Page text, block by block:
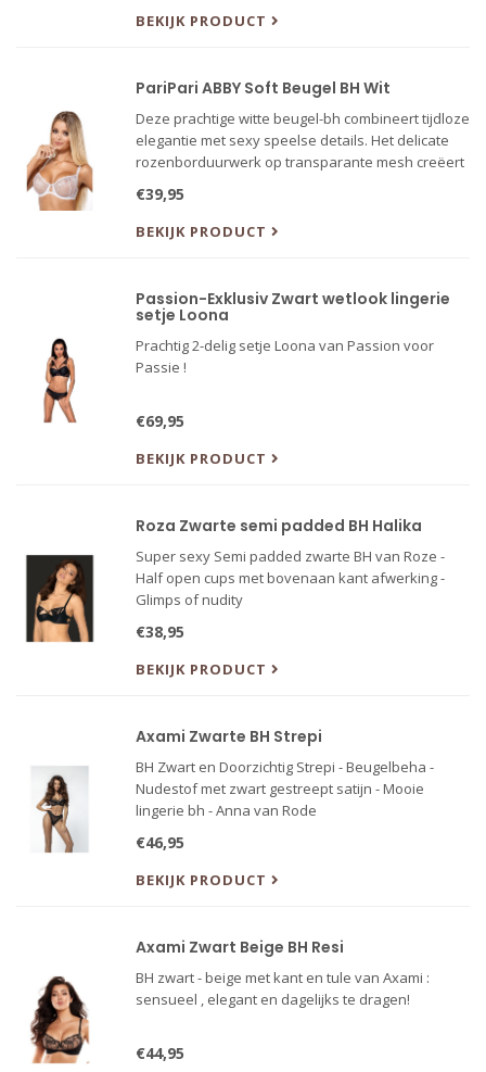
BEKIJK PRODUCT
PariPari ABBY Soft Beugel BH Wit
Deze prachtige witte beugel-bh combineert tijdloze
elegantie met sexy speelse details. Het delicate
rozenborduurwerk op transparante mesh creëert
€39,95
BEKIJK PRODUCT
Passion-Exklusiv Zwart wetlook lingerie
setje Loona
Prachtig 2-delig setje Loona van Passion voor
Passie !
€69,95
BEKIJK PRODUCT
Roza Zwarte semi padded BH Halika
Super sexy Semi padded zwarte BH van Roze -
Half open cups met bovenaan kant afwerking -
Glimps of nudity
€38,95
BEKIJK PRODUCT
Axami Zwarte BH Strepi
BH Zwart en Doorzichtig Strepi - Beugelbeha -
Nudestof met zwart gestreept satijn - Mooie
lingerie bh - Anna van Rode
€46,95
BEKIJK PRODUCT
Axami Zwart Beige BH Resi
BH zwart - beige met kant en tule van Axami :
sensueel , elegant en dagelijks te dragen!
€44,95